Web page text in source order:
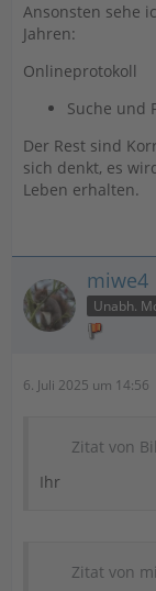
Ansonsten sehe
Jahren:
Onlineprotokoll
Suche und
Der Rest sind
sich denkt, es
Leben erhalten.
miwe4
6. Juli 2025 um 14:56
Zitat von
Ihr
Zitat von